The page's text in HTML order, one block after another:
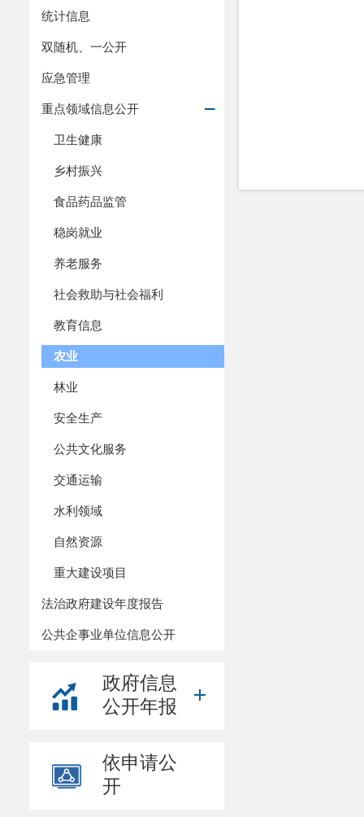
统计信息
双随机、一公开
应急管理
重点领域信息公开
卫生健康
乡村振兴
食品药品监管
稳岗就业
养老服务
社会救助与社会福利
教育信息
农业
林业
安全生产
公共文化服务
交通运输
水利领域
自然资源
重大建设项目
法治政府建设年度报告
公共企事业单位信息公开
政府信息
公开年报
依申请公
开